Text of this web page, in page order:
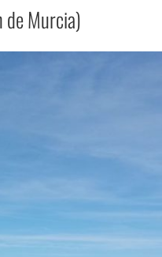
de Murcia)